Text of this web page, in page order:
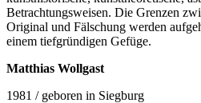
Betrachtungsweisen. Die Grenzen
Original und Fälschung werden
einem tiefgründigen Gefüge.
Matthias Wollgast
1981 / geboren in Siegburg